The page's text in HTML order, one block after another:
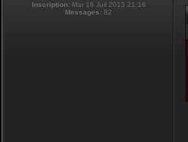
Inscription: Mar 16 Juil 2013 21:16
Messages: 82